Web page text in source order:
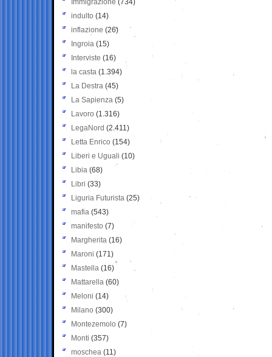
Immigrazione (734)
indulto (14)
inflazione (26)
Ingroia (15)
Interviste (16)
la casta (1.394)
La Destra (45)
La Sapienza (5)
Lavoro (1.316)
LegaNord (2.411)
Letta Enrico (154)
Liberi e Uguali (10)
Libia (68)
Libri (33)
Liguria Futurista (25)
mafia (543)
manifesto (7)
Margherita (16)
Maroni (171)
Mastella (16)
Mattarella (60)
Meloni (14)
Milano (300)
Montezemolo (7)
Monti (357)
moschea (11)